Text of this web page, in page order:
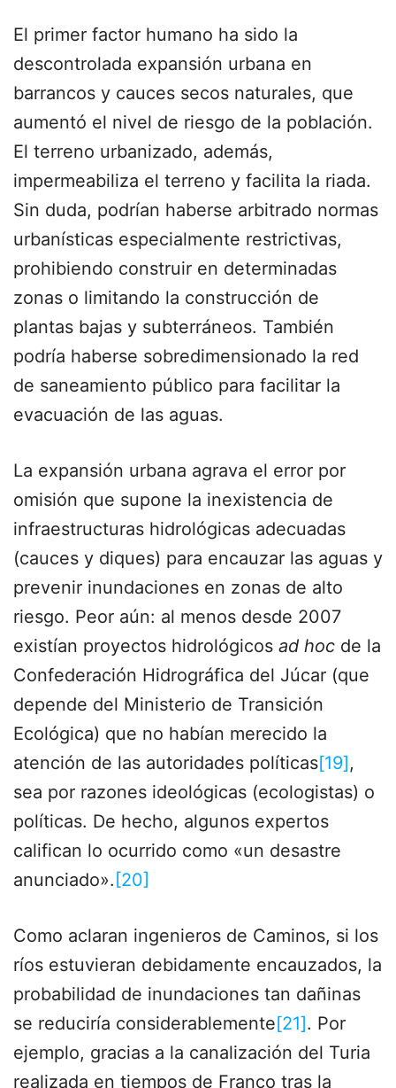
El primer factor humano ha sido la
descontrolada expansión urbana en
barrancos y cauces secos naturales, que
aumentó el nivel de riesgo de la población.
El terreno urbanizado, además,
impermeabiliza el terreno y facilita la riada.
Sin duda, podrían haberse arbitrado normas
urbanísticas especialmente restrictivas,
prohibiendo construir en determinadas
zonas o limitando la construcción de
plantas bajas y subterráneos. También
podría haberse sobredimensionado la red
de saneamiento público para facilitar la
evacuación de las aguas.
La expansión urbana agrava el error por
omisión que supone la inexistencia de
infraestructuras hidrológicas adecuadas
(cauces y diques) para encauzar las aguas y
prevenir inundaciones en zonas de alto
riesgo. Peor aún: al menos desde 2007
existían proyectos hidrológicos ad hoc de la
Confederación Hidrográfica del Júcar (que
depende del Ministerio de Transición
Ecológica) que no habían merecido la
atención de las autoridades políticas[19],
sea por razones ideológicas (ecologistas) o
políticas. De hecho, algunos expertos
califican lo ocurrido como «un desastre
anunciado». [20]
Como aclaran ingenieros de Caminos, si los
ríos estuvieran debidamente encauzados, la
probabilidad de inundaciones tan dañinas
se reduciría considerablemente[21]. Por
ejemplo, gracias a la canalización del Turia
realizada en tiempos de Franco tras la